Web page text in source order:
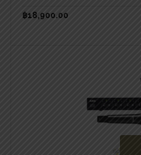
฿18,900.00